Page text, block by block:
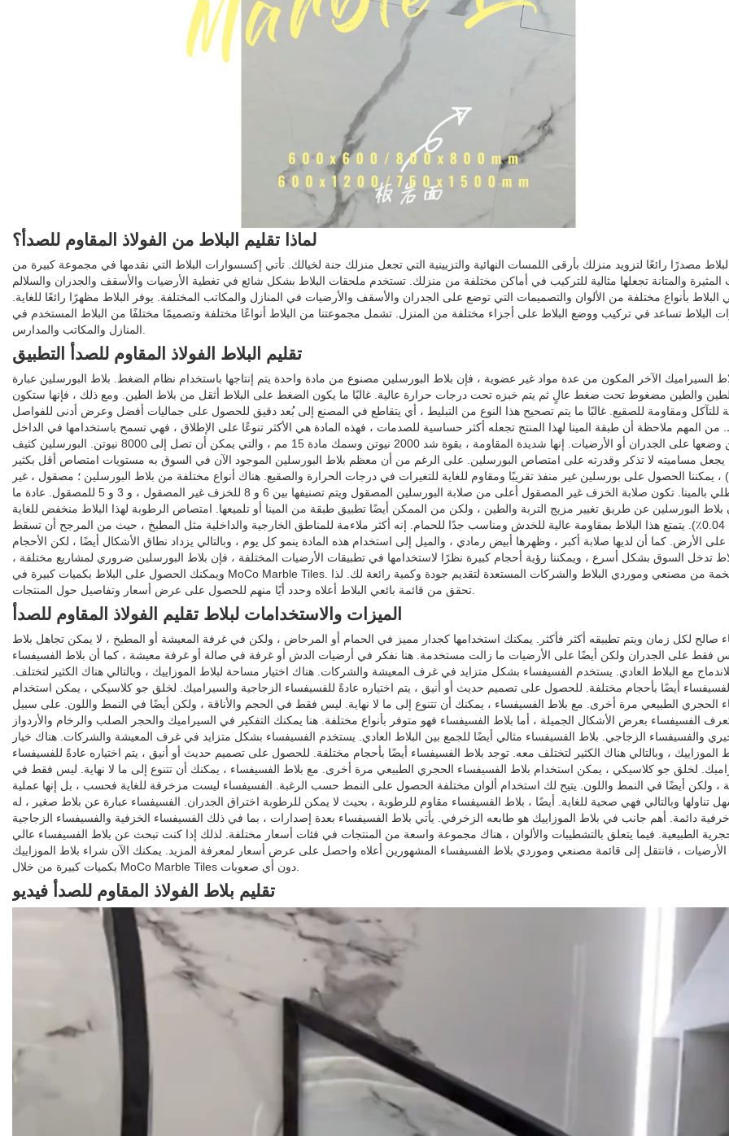
لماذا تقليم البلاط من الفولاذ المقاوم للصدأ؟
مصدرًا رائعًا لتزويد منزلك بأرقى اللمسات النهائية والتزيينية التي تجعل منزلك جنة لخيالك. تأتي إكسسوارات البلاط التي نقدمها في مجموعة كبيرة من
المثيرة والمتانة تجعلها مثالية للتركيب في أماكن مختلفة من منزلك. تستخدم ملحقات البلاط بشكل شائع في تغطية الأرضيات والأسقف والجدران والسلالم
البلاط بأنواع مختلفة من الألوان والتصميمات التي توضع على الجدران والأسقف والأرضيات في المنازل والمكاتب المختلفة. يوفر البلاط مظهرًا رائعًا للغاية.
البلاط تساعد في تركيب ووضع البلاط على أجزاء مختلفة من المنزل. تشمل مجموعتنا من البلاط أنواعًا مختلفة وتصميمًا مختلفًا من البلاط المستخدم في
تقليم البلاط الفولاذ المقاوم للصدأ التطبيق
الآخر المكون من عدة مواد غير عضوية ، فإن بلاط البورسلين مصنوع من مادة واحدة يتم إنتاجها باستخدام نظام الضغط. بلاط البورسلين عبارة
والطين مضغوط تحت ضغط عالٍ ثم يتم خبزه تحت درجات حرارة عالية. غالبًا ما يكون الضغط على البلاط أثقل من بلاط الطين. ومع ذلك ، فإنها ستكون
للتآكل ومقاومة للصقيع. غالبًا ما يتم تصحيح هذا النوع من التبليط ، أي يتقاطع في المصنع إلى بُعد دقيق للحصول على جماليات أفضل وعرض أدنى للفواصل
من المهم ملاحظة أن طبقة المينا لهذا المنتج تجعله أكثر حساسية للصدمات ، فهذه المادة هي الأكثر تنوعًا على الإطلاق ، فهي تسمح باستخدامها في الداخل
والخارج ، ويمكن وضعها على الجدران أو الأرضيات. إنها شديدة المقاومة ، بقوة شد 2000 نيوتن وسمك مادة 15 مم ، والتي يمكن أن تصل إلى 8000 نيوتن. البورسلين كثيف
يجعل مساميته لا تذكر وقدرته على امتصاص البورسلين. على الرغم من أن معظم بلاط البورسلين الموجود الآن في السوق به مستويات امتصاص أقل بكثير
و 0.05٪) ، يمكننا الحصول على بورسلين غير منفذ تقريبًا ومقاوم للغاية للتغيرات في درجات الحرارة والصقيع. هناك أنواع مختلفة من بلاط البورسلين ؛ مصقول ، غير
مصقول ، غير مطلي بالمينا. تكون صلابة الخزف غير المصقول أعلى من صلابة البورسلين المصقول ويتم تصنيفها بين 6 و 8 للخزف غير المصقول ، و 3 و 5 للمصقول. عادة ما
بلاط البورسلين عن طريق تغيير مزيج التربة والطين ، ولكن من الممكن أيضًا تطبيق طبقة من المينا أو تلميعها. امتصاص الرطوبة لهذا البلاط منخفض للغاية
(قيم أقل من 0.04٪). يتمتع هذا البلاط بمقاومة عالية للخدش ومناسب جدًا للحمام. إنه أكثر ملاءمة للمناطق الخارجية والداخلية مثل المطبخ ، حيث من المرجح أن تسقط
على الأرض. كما أن لديها صلابة أكبر ، وظهرها أبيض رمادي ، والميل إلى استخدام هذه المادة ينمو كل يوم ، وبالتالي يزداد نطاق الأشكال أيضًا ، لكن الأحجام
تدخل السوق بشكل أسرع ، ويمكننا رؤية أحجام كبيرة نظرًا لاستخدامها في تطبيقات الأرضيات المختلفة ، فإن بلاط البورسلين ضروري لمشاريع مختلفة ،
ويمكنك الحصول على البلاط بكميات كبيرة في MoCo Marble Tiles. لدينا قائمة ضخمة من مصنعي وموردي البلاط والشركات المستعدة لتقديم جودة وكمية رائعة لك. لذا
الميزات والاستخدامات لبلاط تقليم الفولاذ المقاوم للصدأ
صالح لكل زمان ويتم تطبيقه أكثر فأكثر. يمكنك استخدامها كجدار مميز في الحمام أو المرحاض ، ولكن في غرفة المعيشة أو المطبخ ، لا يمكن تجاهل بلاط
فقط على الجدران ولكن أيضًا على الأرضيات ما زالت مستخدمة. هنا نفكر في أرضيات الدش أو غرفة في صالة أو غرفة معيشة ، كما أن بلاط الفسيفساء
مع البلاط العادي. يستخدم الفسيفساء بشكل متزايد في غرف المعيشة والشركات. هناك اختيار مساحة لبلاط الموزاييك ، وبالتالي هناك الكثير لتختلف.
أيضًا بأحجام مختلفة. للحصول على تصميم حديث أو أنيق ، يتم اختياره عادةً للفسيفساء الزجاجية والسيراميك. لخلق جو كلاسيكي ، يمكن استخدام
الحجري الطبيعي مرة أخرى. مع بلاط الفسيفساء ، يمكنك أن تتنوع إلى ما لا نهاية. ليس فقط في الحجم والأناقة ، ولكن أيضًا في النمط واللون. على سبيل
تُعرف الفسيفساء بعرض الأشكال الجميلة ، أما بلاط الفسيفساء فهو متوفر بأنواع مختلفة. هنا يمكنك التفكير في السيراميك والحجر الصلب والرخام والأردواز
والفسيفساء الزجاجي. بلاط الفسيفساء مثالي أيضًا للجمع بين البلاط العادي. يستخدم الفسيفساء بشكل متزايد في غرف المعيشة والشركات. هناك خيار
الموزاييك ، وبالتالي هناك الكثير لتختلف معه. توجد بلاط الفسيفساء أيضًا بأحجام مختلفة. للحصول على تصميم حديث أو أنيق ، يتم اختياره عادةً للفسيفساء
لخلق جو كلاسيكي ، يمكن استخدام بلاط الفسيفساء الحجري الطبيعي مرة أخرى. مع بلاط الفسيفساء ، يمكنك أن تتنوع إلى ما لا نهاية. ليس فقط في
، ولكن أيضًا في النمط واللون. يتيح لك استخدام ألوان مختلفة الحصول على النمط حسب الرغبة. الفسيفساء ليست مزخرفة للغاية فحسب ، بل إنها عملية
تناولها وبالتالي فهي صحية للغاية. أيضًا ، بلاط الفسيفساء مقاوم للرطوبة ، بحيث لا يمكن للرطوبة اختراق الجدران. الفسيفساء عبارة عن بلاط صغير ، له
دائمة. أهم جانب في بلاط الموزاييك هو طابعه الزخرفي. يأتي بلاط الفسيفساء بعدة إصدارات ، بما في ذلك الفسيفساء الخزفية والفسيفساء الزجاجية
الطبيعية. فيما يتعلق بالتشطيبات والألوان ، هناك مجموعة واسعة من المنتجات في فئات أسعار مختلفة. لذلك إذا كنت تبحث عن بلاط الفسيفساء عالي
الأرضيات ، فانتقل إلى قائمة مصنعي وموردي بلاط الفسيفساء المشهورين أعلاه واحصل على عرض أسعار لمعرفة المزيد. يمكنك الآن شراء بلاط الموزاييك
تقليم بلاط الفولاذ المقاوم للصدأ فيديو